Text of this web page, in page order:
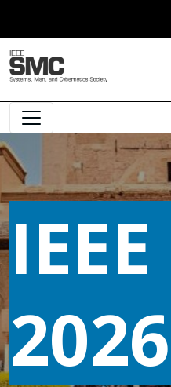
Main Navigation
2026